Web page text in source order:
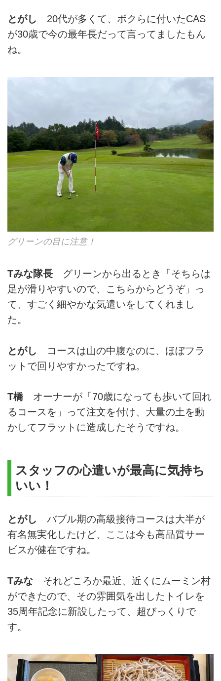
とがし 20代が多くて、ボクらに付いたCAS
が30歳で今の最年長だって言ってましたもん
ね。
グリーンの目に注意！
Tみな隊長 グリーンから出るとき「そちらは
足が滑りやすいので、こちらからどうぞ」っ
て、すごく細やかな気遣いをしてくれまし
た。
とがし コースは山の中腹なのに、ほぼフラ
ットで回りやすかったですね。
T橋オーナーが「70歳になっても歩いて回れ
るコースを」って注文を付け、大量の土を動
かしてフラットに造成したそうですね。
スタッフの心遣いが最高に気持ち
いい！
とがし バブル期の高級接待コースは大半が
有名無実化したけど、ここは今も高品質サー
ビスが健在ですね。
Tみな それどころか最近、近くにムーミン村
ができたので、その雰囲気を出したトイレを
35周年記念に新設したって、超びっくりで
す。